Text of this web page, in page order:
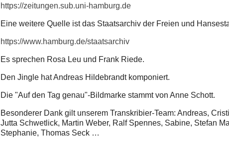
https://zeitungen.sub.uni-hamburg.de
Eine weitere Quelle ist das Staatsarchiv der Freien und
https://www.hamburg.de/staatsarchiv
Es sprechen Rosa Leu und Frank Riede.
Den Jingle hat Andreas Hildebrandt komponiert.
Die "Auf den Tag genau"-Bildmarke stammt von Anne Schott.
Besonderer Dank gilt unserem Transkribier-Team: Andreas,
Jutta Schwetlick, Martin Weber, Ralf Spennes, Sabine, Stefan
Stephanie, Thomas Seck …